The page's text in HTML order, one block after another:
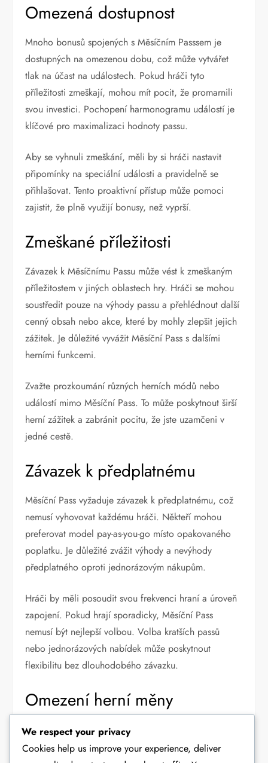
Omezená dostupnost
Mnoho bonusů spojených s Měsíčním Passsem je
dostupných na omezenou dobu, což může vytvářet
tlak na účast na událostech. Pokud hráči tyto
příležitosti zmeškají, mohou mít pocit, že promarnili
svou investici. Pochopení harmonogramu událostí je
klíčové pro maximalizaci hodnoty passu.
Aby se vyhnuli zmeškání, měli by si hráči nastavit
připomínky na speciální události a pravidelně se
přihlašovat. Tento proaktivní přístup může pomoci
zajistit, že plně využijí bonusy, než vyprší.
Zmeškané příležitosti
Závazek k Měsíčnímu Passu může vést k zmeškaným
příležitostem v jiných oblastech hry. Hráči se mohou
soustředit pouze na výhody passu a přehlédnout další
cenný obsah nebo akce, které by mohly zlepšit jejich
zážitek. Je důležité vyvážit Měsíční Pass s dalšími
herními funkcemi.
Zvažte prozkoumání různých herních módů nebo
událostí mimo Měsíční Pass. To může poskytnout širší
herní zážitek a zabránit pocitu, že jste uzamčeni v
jedné cestě.
Závazek k předplatnému
Měsíční Pass vyžaduje závazek k předplatnému, což
nemusí vyhovovat každému hráči. Někteří mohou
preferovat model pay-as-you-go místo opakovaného
poplatku. Je důležité zvážit výhody a nevýhody
předplatného oproti jednorázovým nákupům.
Hráči by měli posoudit svou frekvenci hraní a úroveň
zapojení. Pokud hrají sporadicky, Měsíční Pass
nemusí být nejlepší volbou. Volba kratších passů
nebo jednorázových nabídek může poskytnout
flexibilitu bez dlouhodobého závazku.
Omezení herní měny
Bonusy Měsíčního Passu mohou mít omezení na to,
jak lze herní měnu použít. Hráči mohou zjistit, že
We respect your privacy
Cookies help us improve your experience, deliver